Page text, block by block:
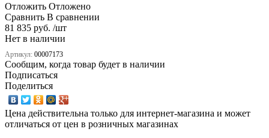
Отложить Отложено
Сравнить В сравнении
81 835 руб. /шт
Нет в наличии
Артикул: 00007173
Сообщим, когда товар будет в наличии
Подписаться
Поделиться
Цена действительна только для интернет-магазина и может
отличаться от цен в розничных магазинах